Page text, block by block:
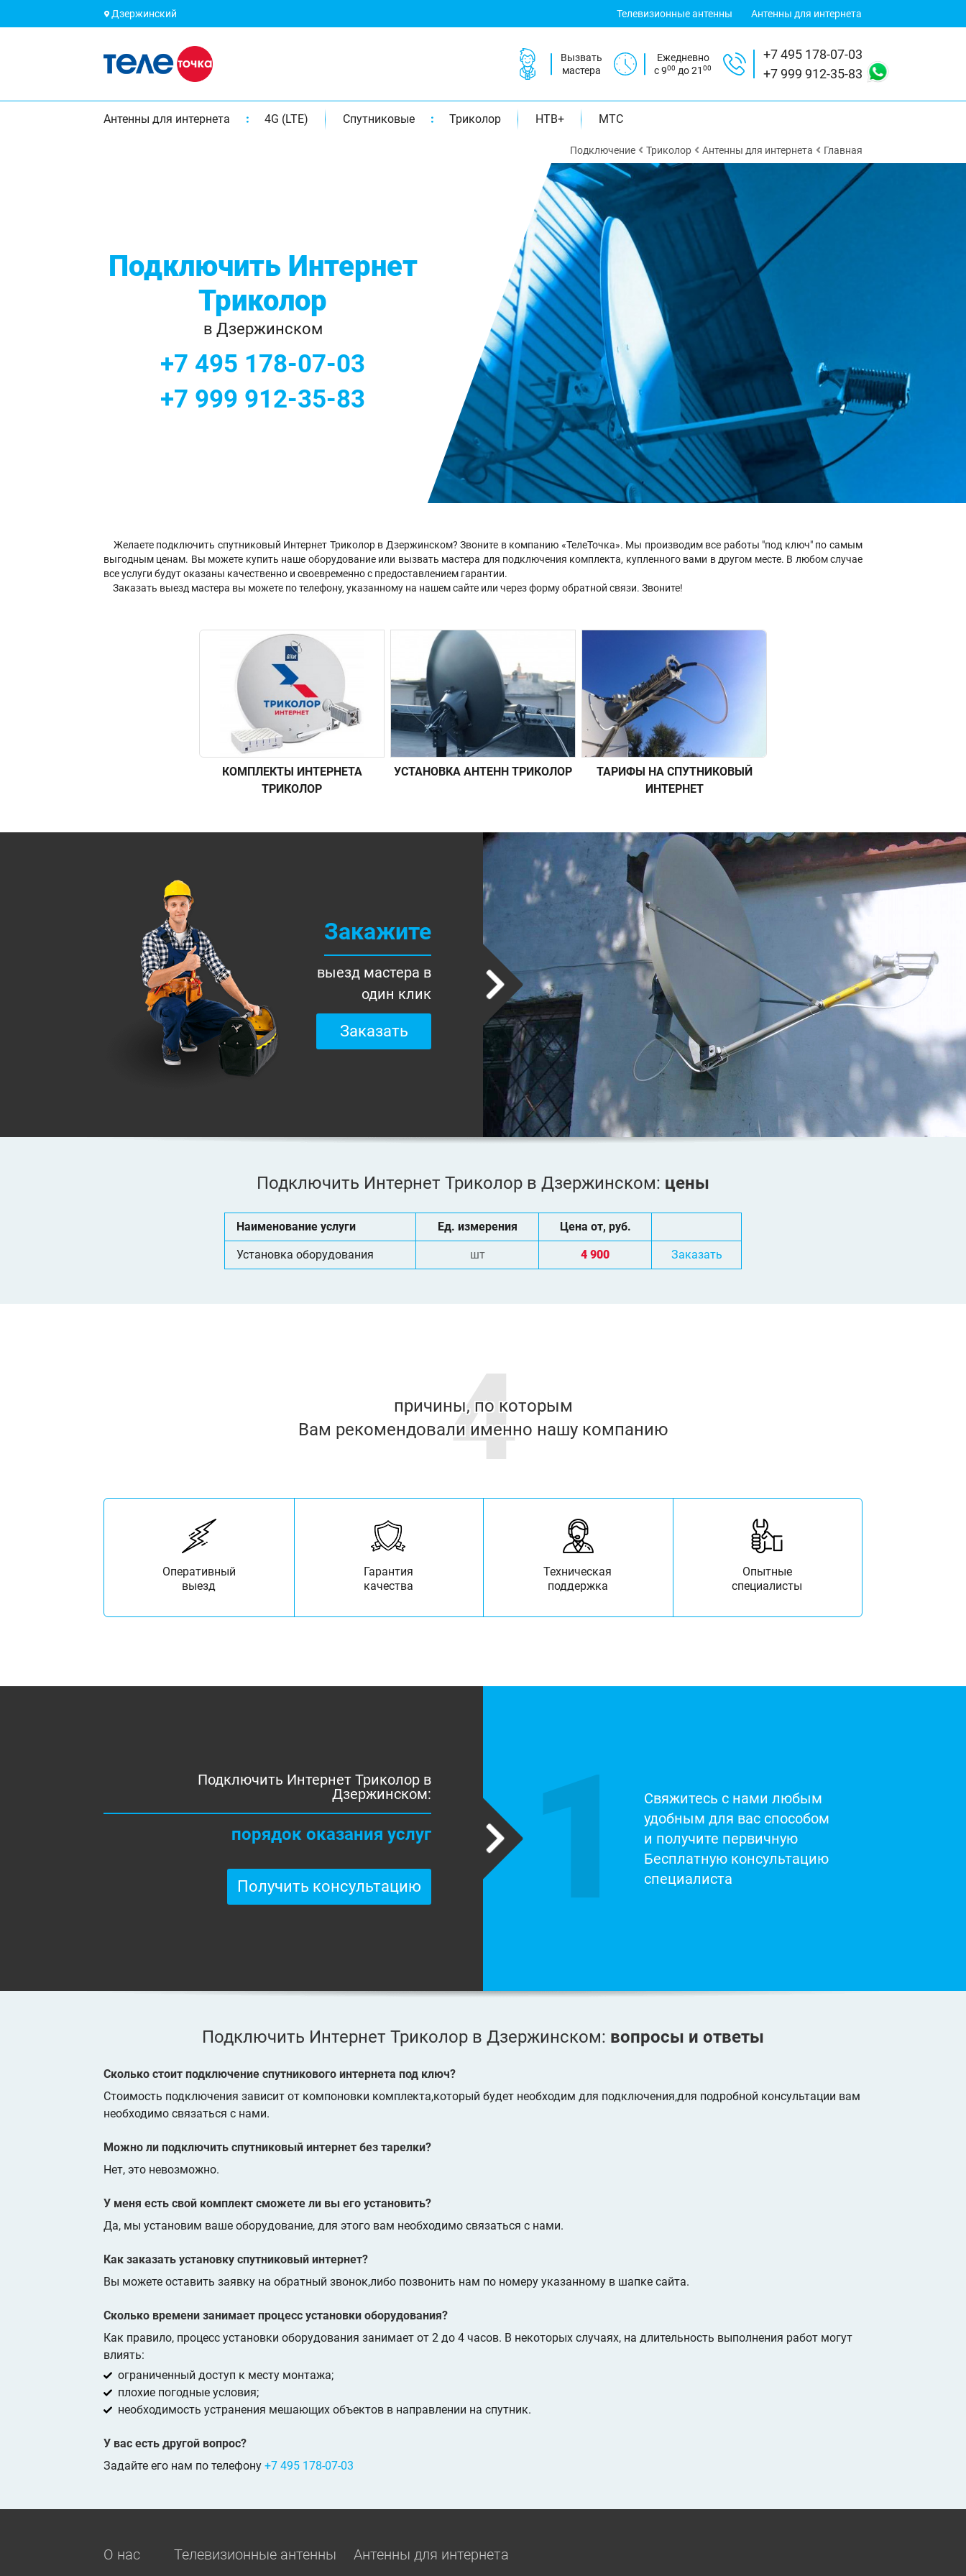
Дзержинский Телевизионные антенны Антенны для интернета
Вызвать
мастера
Ежедневно
с 900 до 21 00
+7 495 178-07-03
+7 999 912-35-83
Антенны для интернета 4G (LTE) Спутниковые Триколор НТВ+ МТС
Подключение Триколор Антенны для интернета Главная
Подключить Интернет
Триколор
в Дзержинском
+7 495 178-07-03
+7 999 912-35-83
Желаете подключить спутниковый Интернет Триколор в Дзержинском? Звоните в компанию «ТелеТочка». Мы производим все работы "под ключ" по самым
выгодным ценам. Вы можете купить наше оборудование или вызвать мастера для подключения комплекта, купленного вами в другом месте. В любом случае
все услуги будут оказаны качественно и своевременно с предоставлением гарантии.
Заказать выезд мастера вы можете по телефону, указанному на нашем сайте или через форму обратной связи. Звоните!
КОМПЛЕКТЫ ИНТЕРНЕТА
ТРИКОЛОР
УСТАНОВКА АНТЕНН ТРИКОЛОР
ТАРИФЫ НА СПУТНИКОВЫЙ
ИНТЕРНЕТ
Закажите
выезд мастера в
один клик
Заказать
Подключить Интернет Триколор в Дзержинском: цены
Наименование услуги Ед. измерения Цена от, руб.
Установка оборудования шт 4 900 Заказать
4
причины, по которым
Вам рекомендовали именно нашу компанию
Оперативный
выезд
Гарантия
качества
Техническая
поддержка
Опытные
специалисты
Подключить Интернет Триколор в
Дзержинском:
порядок оказания услуг
Получить консультацию 1
Свяжитесь с нами любым
удобным для вас способом
и получите первичную
Бесплатную консультацию
специалиста
Подключить Интернет Триколор в Дзержинском: вопросы и ответы
Сколько стоит подключение спутникового интернета под ключ?
Стоимость подключения зависит от компоновки комплекта,который будет необходим для подключения,для подробной консультации вам
необходимо связаться с нами.
Можно ли подключить спутниковый интернет без тарелки?
Нет, это невозможно.
У меня есть свой комплект сможете ли вы его установить?
Да, мы установим ваше оборудование, для этого вам необходимо связаться с нами.
Как заказать установку спутниковый интернет?
Вы можете оставить заявку на обратный звонок,либо позвонить нам по номеру указанному в шапке сайта.
Сколько времени занимает процесс установки оборудования?
Как правило, процесс установки оборудования занимает от 2 до 4 часов. В некоторых случаях, на длительность выполнения работ могут
влиять:
ограниченный доступ к месту монтажа;
плохие погодные условия;
необходимость устранения мешающих объектов в направлении на спутник.
У вас есть другой вопрос?
Задайте его нам по телефону +7 495 178-07-03
О нас Телевизионные антенны Антенны для интернета